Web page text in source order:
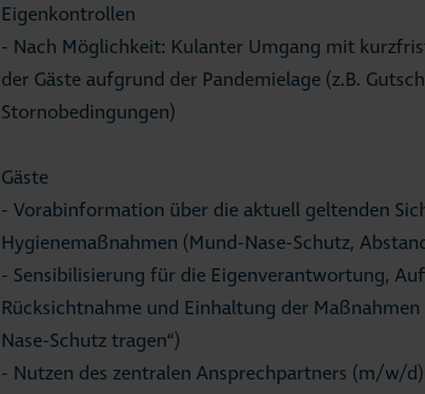
Eigenkontrollen
- Nach Möglichkeit: Kulanter Umgang mit
der Gäste aufgrund der Pandemielage (z.B.
Stornobedingungen)
Gäste
- Vorabinformation über die aktuell geltenden
Hygienemaßnahmen (Mund-Nase-Schutz,
- Sensibilisierung für die Eigenverantwortung,
Rücksichtnahme und Einhaltung der Maßnahmen
Nase-Schutz tragen“)
- Nutzen des zentralen Ansprechpartners (m/w/